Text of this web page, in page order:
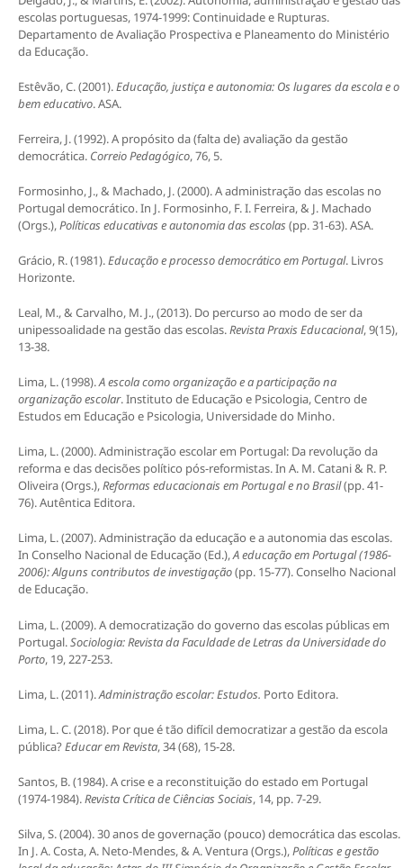
escolas portuguesas, 1974-1999: Continuidade e Rupturas.
Departamento de Avaliação Prospectiva e Planeamento do Ministério
da Educação.
Estêvão, C. (2001).Educação, justiça e autonomia: Os lugares da escola e o
bem educativo. ASA.
Ferreira, J. (1992). A propósito da (falta de) avaliação da gestão
democrática. Correio Pedagógico, 76, 5.
Formosinho, J., & Machado, J. (2000). A administração das escolas no
Portugal democrático. In J. Formosinho, F. I. Ferreira, & J. Machado
(Orgs.),Políticas educativas e autonomia das escolas(pp. 31-63). ASA.
Grácio, R. (1981).Educação e processo democrático em Portugal. Livros
Horizonte.
Leal, M., & Carvalho, M. J., (2013). Do percurso ao modo de ser da
unipessoalidade na gestão das escolas.Revista Praxis Educacional, 9(15),
13-38.
Lima, L. (1998).A escola como organização e a participação na
organização escolar. Instituto de Educação e Psicologia, Centro de
Estudos em Educação e Psicologia, Universidade do Minho.
Lima, L. (2000). Administração escolar em Portugal: Da revolução da
reforma e das decisões político pós-reformistas. In A. M. Catani & R. P.
Oliveira (Orgs.),Reformas educacionais em Portugal e no Brasil(pp. 41-
76). Autêntica Editora.
Lima, L. (2007). Administração da educação e a autonomia das escolas.
In Conselho Nacional de Educação (Ed.),A educação em Portugal (1986-
2006): Alguns contributos de investigação(pp. 15-77). Conselho Nacional
de Educação.
Lima, L. (2009). A democratização do governo das escolas públicas em
Portugal.Sociologia: Revista da Faculdade de Letras da Universidade do
Porto, 19, 227-253.
Lima, L. (2011).Administração escolar: Estudos. Porto Editora.
Lima, L. C. (2018). Por que é tão difícil democratizar a gestão da escola
pública?Educar em Revista, 34 (68), 15-28.
Santos, B. (1984). A crise e a reconstituição do estado em Portugal
(1974-1984).Revista Crítica de Ciências Sociais, 14, pp. 7-29.
Silva, S. (2004). 30 anos de governação (pouco) democrática das escolas.
In J. A. Costa, A. Neto-Mendes, & A. Ventura (Orgs.),Políticas e gestão